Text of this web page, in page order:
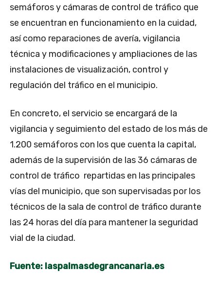
semáforos y cámaras de control de tráfico que
se encuentran en funcionamiento en la cuidad,
así como reparaciones de avería, vigilancia
técnica y modificaciones y ampliaciones de las
instalaciones de visualización, control y
regulación del tráfico en el municipio.
En concreto, el servicio se encargará de la
vigilancia y seguimiento del estado de los más de
1.200 semáforos con los que cuenta la capital,
además de la supervisión de las 36 cámaras de
control de tráfico repartidas en las principales
vías del municipio, que son supervisadas por los
técnicos de la sala de control de tráfico durante
las 24 horas del día para mantener la seguridad
vial de la ciudad.
Fuente: laspalmasdegrancanaria.es